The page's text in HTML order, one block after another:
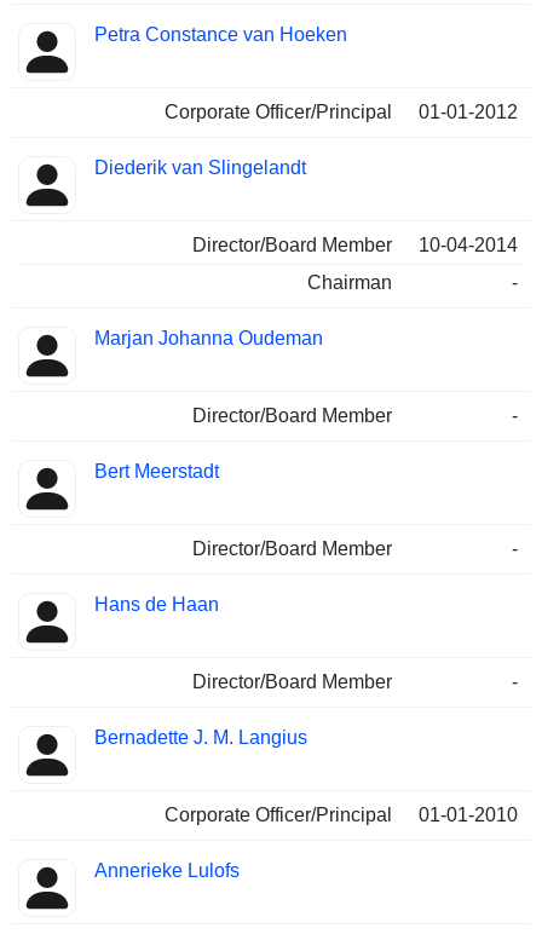
Petra Constance van Hoeken
Corporate Officer/Principal 01-01-2012
Diederik van Slingelandt
Director/Board Member
10-04-2014
Chairman
-
Marjan Johanna Oudeman
Director/Board Member -
Bert Meerstadt
Director/Board Member -
Hans de Haan
Director/Board Member -
Bernadette J. M. Langius
Corporate Officer/Principal 01-01-2010
Annerieke Lulofs